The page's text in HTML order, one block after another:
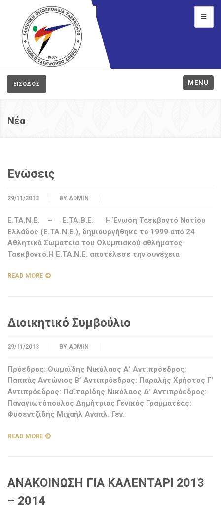
ΕΙΣΟΔΟΣ MENU
Νέα
Ενώσεις
29/11/2013 BY ADMIN
Ε.ΤΑ.Ν.Ε. – Ε.ΤΑ.Β.Ε. Η Ένωση Ταεκβοντό Νοτίου
Ελλάδος (Ε.ΤΑ.Ν.Ε.), δημιουργήθηκε το 1999 από 24
Αθλητικά Σωματεία του Ολυμπιακού αθλήματος
Ταεκβοντό.Η Ε.ΤΑ.Ν.Ε. αποτέλεσε την συνέχεια
READ MORE
Διοικητικό Συμβούλιο
29/11/2013 BY ADMIN
Πρόεδρος: Θωμαΐδης Νικόλαος Α’ Αντιπρόεδρος:
Παππάς Αντώνιος Β’ Αντιπρόεδρος: Παραλής Χρήστος Γ’
Αντιπρόεδρος: Παϊταρίδης Νικόλαος Δ’ Αντιπρόεδρος:
Παναγιωτόπουλος Δημήτριος Γενικός Γραμματέας:
Φυσεντζίδης Μιχαήλ Αναπλ. Γεν.
READ MORE
ΑΝΑΚΟΙΝΩΣΗ ΓΙΑ ΚΑΛΕΝΤΑΡΙ 2013
– 2014